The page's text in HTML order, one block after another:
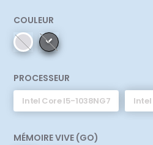
COULEUR
PROCESSEUR
Intel Core I5-1038NG7 Intel
MÉMOIRE VIVE (GO)